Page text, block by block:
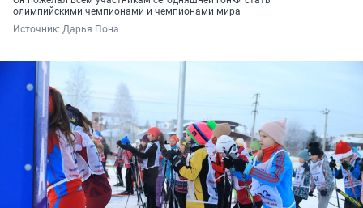
олимпийскими чемпионами и чемпионами мира
Источник: Дарья Пона